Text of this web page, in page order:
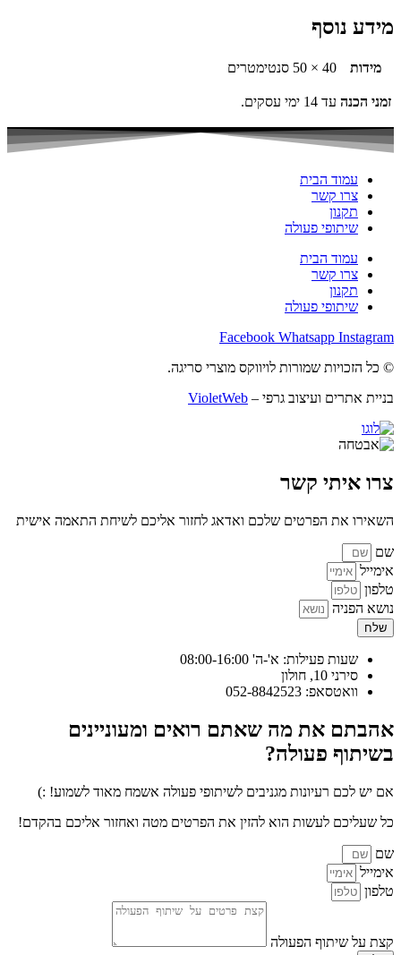
מידע נוסף
מידות 40 × 50 סנטימטרים
זמני הכנה עד 14 ימי עסקים.
עמוד הבית
צרו קשר
תקנון
שיתופי פעולה
עמוד הבית
צרו קשר
תקנון
שיתופי פעולה
Facebook Whatsapp Instagram
© כל הזכויות שמורות לויווקס מוצרי סריגה.
בניית אתרים ועיצוב גרפי – VioletWeb
צרו איתי קשר
השאירו את הפרטים שלכם ואדאג לחזור אליכם לשיחת התאמה אישית
שם
אימייל
טלפון
נושא הפניה
שלח
שעות פעילות: א'-ה' 08:00-16:00
סירני 10, חולון
וואטסאפ: 052-8842523
אהבתם את מה שאתם רואים ומעוניינים
בשיתוף פעולה?
אם יש לכם רעיונות מגניבים לשיתופי פעולה אשמח מאוד לשמוע! :)
כל שעליכם לעשות הוא להזין את הפרטים מטה ואחזור אליכם בהקדם!
שם
אימייל
טלפון
קצת על שיתוף הפעולה